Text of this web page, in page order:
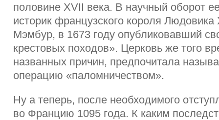
половине XVII века. В научный оборот
историк французского короля
Мэмбур, в 1673 году опубликовавший
крестовых походов». Церковь же того
названных причин, предпочитала
операцию «паломничеством».
Ну а теперь, после необходимого
во Францию 1095 года. К каким